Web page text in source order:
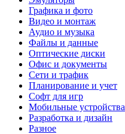
Графика и фото
Видео и монтаж
Аудио и музыка
Файлы и данные
Оптические диски
Офис и документы
Сети и трафик
Планирование и учет
Софт для игр
Мобильные устройства
Разработка и дизайн
Разное